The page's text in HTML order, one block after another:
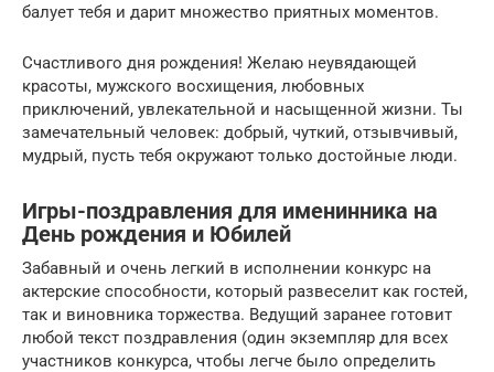
балует тебя и дарит множество приятных моментов.
Счастливого дня рождения! Желаю неувядающей
красоты, мужского восхищения, любовных
приключений, увлекательной и насыщенной жизни. Ты
замечательный человек: добрый, чуткий, отзывчивый,
мудрый, пусть тебя окружают только достойные люди.
Игры-поздравления для именинника на
День рождения и Юбилей
Забавный и очень легкий в исполнении конкурс на
актерские способности, который развеселит как гостей,
так и виновника торжества. Ведущий заранее готовит
любой текст поздравления (один экземпляр для всех
участников конкурса, чтобы легче было определить